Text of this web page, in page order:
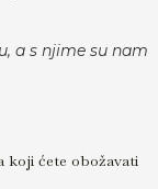
a s njime su nam
koji ćete obožavati